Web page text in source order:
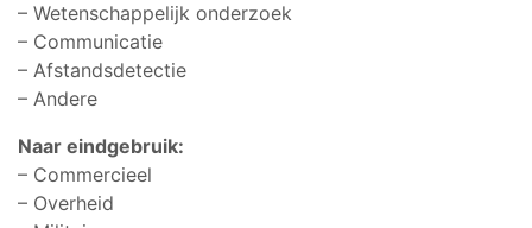
– Wetenschappelijk onderzoek
– Communicatie
– Afstandsdetectie
– Andere
Naar eindgebruik:
– Commercieel
– Overheid